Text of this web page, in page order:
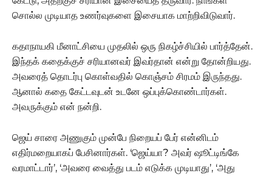
சொல்ல முடியாத உணர்வுகளை இசையாக மாற்றிவிடுவார்.
கதாநாயகி மீனாட்சியை முதலில் ஒரு நிகழ்ச்சியில் பார்த்தேன்.
இந்தக் கதைக்குச் சரியானவர் இவர்தான் என்று தோன்றியது.
அவரைத் தொடர்பு கொள்வதில் கொஞ்சம் சிரமம் இருந்தது.
ஆனால் கதை கேட்டவுடன் உடனே ஒப்புக்கொண்டார்கள்.
அவருக்கும் என் நன்றி.
ஜெய் சாரை அணுகும் முன்பே நிறையப் பேர் என்னிடம்
எதிர்மறையாகப் பேசினார்கள். ‘ஜெய்யா? அவர் ஷூட்டிங்கே
வரமாட்டார்’, ‘அவரை வைத்து படம் எடுக்க முடியாது’, ‘அது